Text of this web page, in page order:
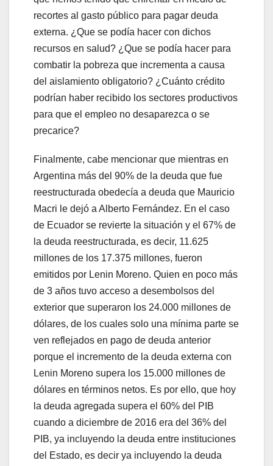
recortes al gasto público para pagar deuda
externa. ¿Que se podía hacer con dichos
recursos en salud? ¿Que se podía hacer para
combatir la pobreza que incrementa a causa
del aislamiento obligatorio? ¿Cuánto crédito
podrían haber recibido los sectores productivos
para que el empleo no desaparezca o se
precarice?
Finalmente, cabe mencionar que mientras en
Argentina más del 90% de la deuda que fue
reestructurada obedecía a deuda que Mauricio
Macri le dejó a Alberto Fernández. En el caso
de Ecuador se revierte la situación y el 67% de
la deuda reestructurada, es decir, 11.625
millones de los 17.375 millones, fueron
emitidos por Lenin Moreno. Quien en poco más
de 3 años tuvo acceso a desembolsos del
exterior que superaron los 24.000 millones de
dólares, de los cuales solo una mínima parte se
ven reflejados en pago de deuda anterior
porque el incremento de la deuda externa con
Lenin Moreno supera los 15.000 millones de
dólares en términos netos. Es por ello, que hoy
la deuda agregada supera el 60% del PIB
cuando a diciembre de 2016 era del 36% del
PIB, ya incluyendo la deuda entre instituciones
del Estado, es decir ya incluyendo la deuda